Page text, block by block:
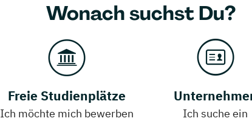
Wonach suchst Du?
Freie Studienplätze
Ich möchte mich bewerben
Ich suche ein